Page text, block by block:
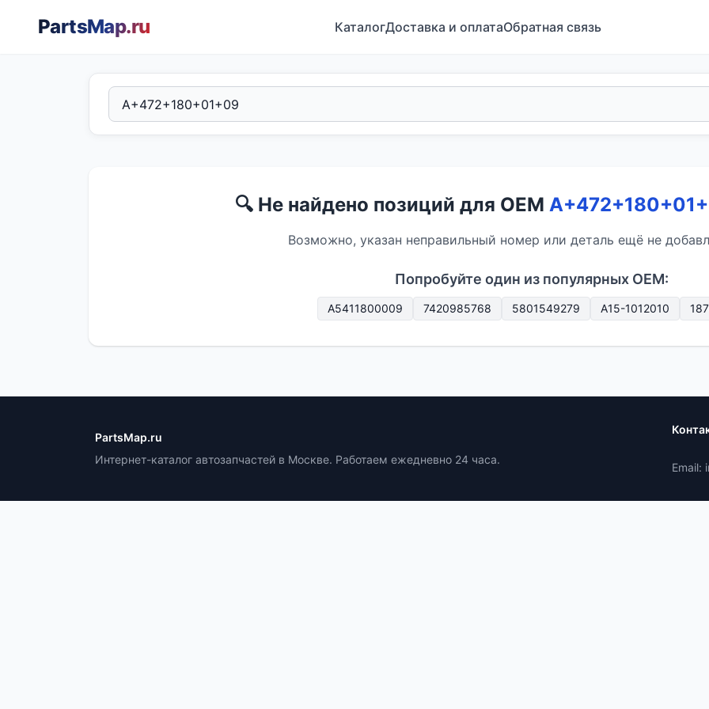
PartsMap.ru КаталогДоставка и оплатаОбратная связь
🔍 Не найдено позиций для OEM
Возможно, указан неправильный номер или деталь ещё не
Попробуйте один из популярных OEM:
A5411800009 7420985768 5801549279 A15-1012010
PartsMap.ru
Интернет-каталог автозапчастей в Москве. Работаем ежедневно 24 часа.
Email: